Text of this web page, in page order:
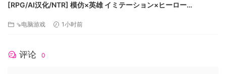
[RPG/AI汉化/NTR] 模仿×英雄 イミテーション×ヒーロー
⇘电脑游戏 1小时前
评论 0